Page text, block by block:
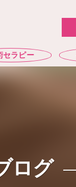
セラピー
ログ